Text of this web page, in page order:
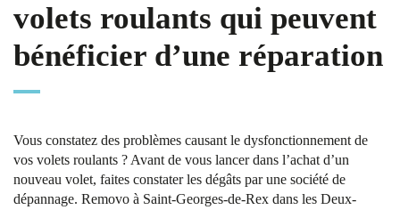
volets roulants qui peuvent
bénéficier d’une réparation
Vous constatez des problèmes causant le dysfonctionnement de
vos volets roulants ? Avant de vous lancer dans l’achat d’un
nouveau volet, faites constater les dégâts par une société de
dépannage. Removo à Saint-Georges-de-Rex dans les Deux-